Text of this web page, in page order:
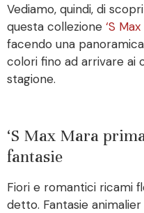
Vediamo, quindi, di
questa collezione ‘S
facendo una
colori fino ad arrivare ai
stagione.
‘S Max Mara
fantasie
Fiori e romantici ricami
detto. Fantasie